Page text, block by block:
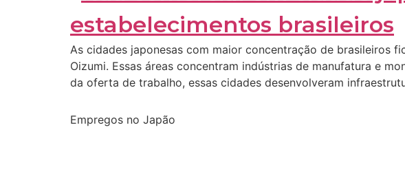
As cidades japonesas com maior concentração de brasileiros
Oizumi. Essas áreas concentram indústrias de manufatura e
da oferta de trabalho, essas cidades desenvolveram
Empregos no Japão